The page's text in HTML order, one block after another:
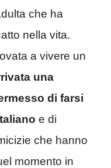
che ha
nella vita.
a vivere un
una
di farsi
e di
che hanno
momento in